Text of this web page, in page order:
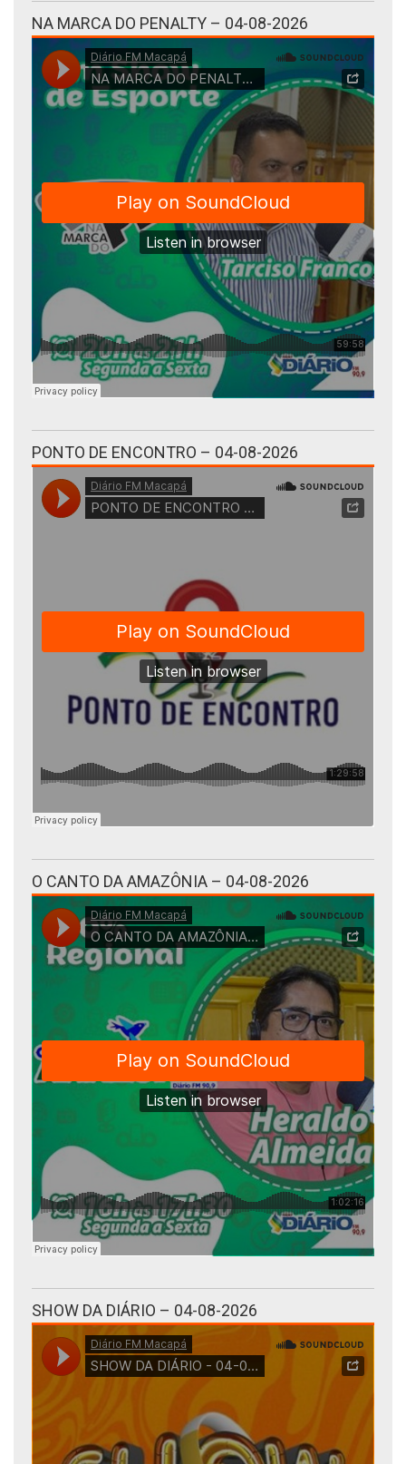
NA MARCA DO PENALTY – 04-08-2026
PONTO DE ENCONTRO – 04-08-2026
O CANTO DA AMAZÔNIA – 04-08-2026
SHOW DA DIÁRIO – 04-08-2026